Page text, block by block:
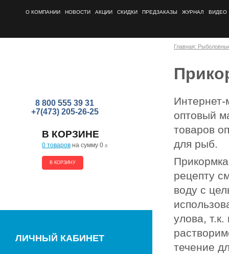
О КОМПАНИИ НОВОСТИ АКЦИИ СКИДКИ ПРЕДЗАКАЗЫ ЖУРНАЛ ВИДЕО
8 800 555 39 31
+7(473) 205-26-25
В КОРЗИНЕ
0 товаров на сумму 0 a
В КОРЗИНУ
ЛИЧНЫЙ КАБИНЕТ
Главная:
оптовый
товаров
для рыб.
рецепту
воду с
улова,
течение